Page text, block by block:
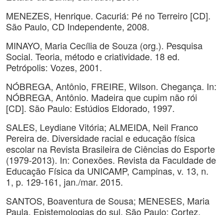
MENEZES, Henrique. Cacuriá: Pé no Terreiro [CD].
São Paulo, CD Independente, 2008.
MINAYO, Maria Cecília de Souza (org.). Pesquisa
Social. Teoria, método e criatividade. 18 ed.
Petrópolis: Vozes, 2001.
NÓBREGA, Antônio, FREIRE, Wilson. Chegança. In:
NÓBREGA, Antônio. Madeira que cupim não rói
[CD]. São Paulo: Estúdios Eldorado, 1997.
SALES, Leydiane Vitória; ALMEIDA, Neil Franco
Pereira de. Diversidade racial e educação física
escolar na Revista Brasileira de Ciências do Esporte
(1979-2013). In: Conexões. Revista da Faculdade de
Educação Física da UNICAMP, Campinas, v. 13, n.
1, p. 129-161, jan./mar. 2015.
SANTOS, Boaventura de Sousa; MENESES, Maria
Paula. Epistemologias do sul. São Paulo: Cortez,